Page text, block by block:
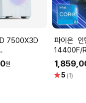
화이트
컴퓨터
원
파이온 인텔 코어I5-
14400F/
1T 조립
데스크탑
별5 (1)